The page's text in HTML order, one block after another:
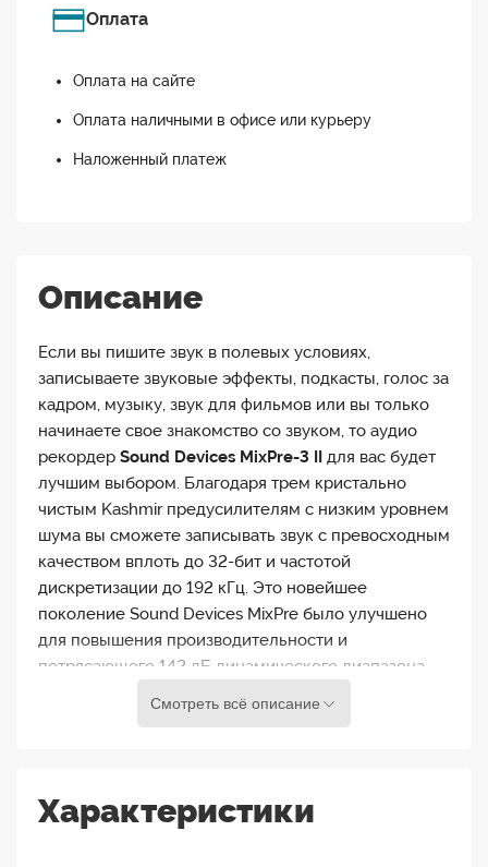
Оплата
Оплата на сайте
Оплата наличными в офисе или курьеру
Наложенный платеж
Описание
Если вы пишите звук в полевых условиях,
записываете звуковые эффекты, подкасты, голос за
кадром, музыку, звук для фильмов или вы только
начинаете свое знакомство со звуком, то аудио
рекордер Sound Devices MixPre-3 II
для вас будет
лучшим выбором. Благодаря трем кристально
чистым Kashmir предусилителям с низким уровнем
шума вы сможете записывать звук с превосходным
качеством вплоть до 32-бит и частотой
дискретизации до 192 кГц. Это новейшее
поколение Sound Devices MixPre было улучшено
для повышения производительности и
потрясающего 142 дБ динамического диапазона.
MixPre-3 II легко настраивается под ваши нужды.
можно использовать батарейки AA или Sony L-
Смотреть всё описание
Характеристики